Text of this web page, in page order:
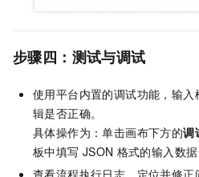
步骤四：测试与调试
使用平台内置的调试功能，输
辑是否正确。
具体操作为：单击画布下方的调
板中填写 JSON 格式的输入数
查看流程执行日志，定位并修正